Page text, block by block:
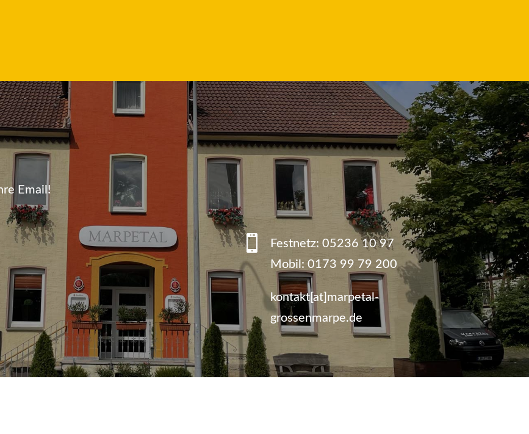
Email!
 Festnetz:05236 10 97
Mobil:0173 99 79 200
kontakt[at]marpetal-
grossenmarpe.de